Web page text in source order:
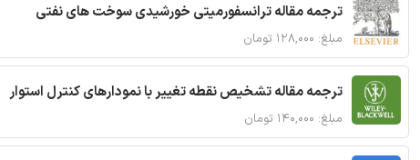
ترجمه مقاله ترانسفورمیتی خورشیدی سوخت های نفتی
مبلغ: ۱۲۸,۰۰۰ تومان
ترجمه مقاله تشخیص نقطه تغییر با نمودارهای کنترل استوار
مبلغ: ۱۴۰,۰۰۰ تومان